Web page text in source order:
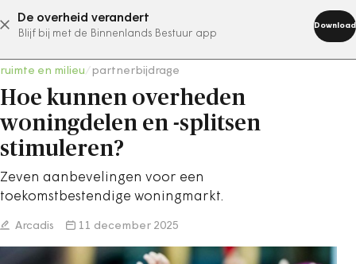
De overheid verandert
Blijf bij met de Binnenlands Bestuur app
Download
abonneer nu
ruimte en milieu partnerbijdrage
Hoe kunnen overheden
woningdelen en -splitsen
stimuleren?
Zeven aanbevelingen voor een
toekomstbestendige woningmarkt.
Arcadis 11 december 2025